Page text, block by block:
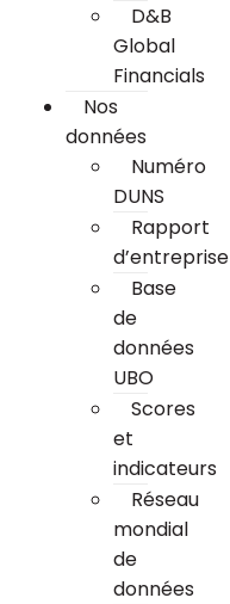
D&B
Global
Financials
Nos
données
Numéro
DUNS
Rapport
d’entreprise
Base
de
données
UBO
Scores
et
indicateurs
Réseau
mondial
de
données